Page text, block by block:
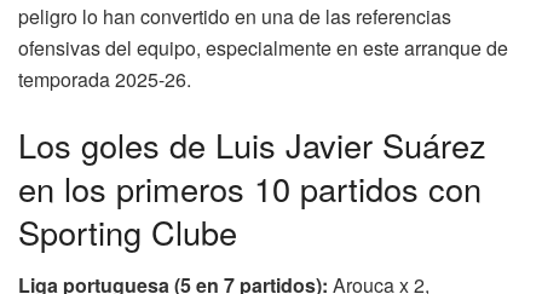
peligro lo han convertido en una de las referencias
ofensivas del equipo, especialmente en este arranque de
temporada 2025-26.
Los goles de Luis Javier Suárez
en los primeros 10 partidos con
Sporting Clube
Liga portuguesa (5 en 7 partidos): Arouca x 2,